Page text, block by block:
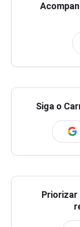
Siga o
Priorizar